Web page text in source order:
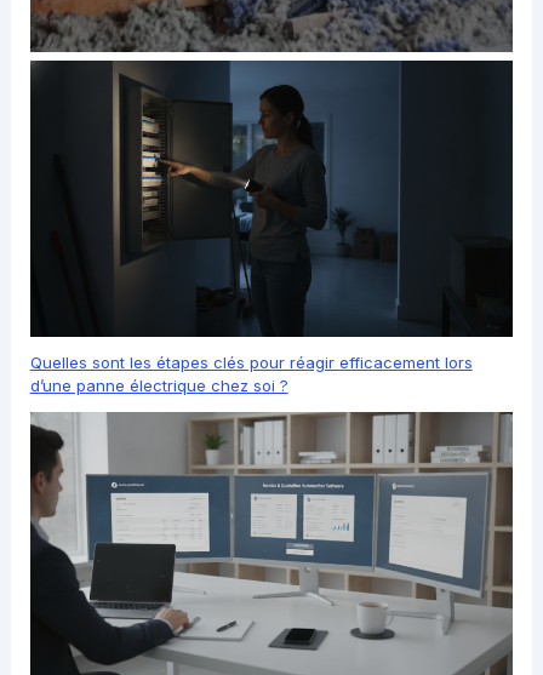
Quelles sont les étapes clés pour réagir efficacement lors
d’une panne électrique chez soi ?